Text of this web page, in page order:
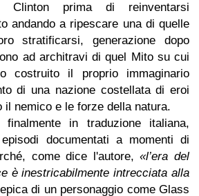
Clinton prima di reinventarsi
andando a ripescare una di quelle
stratificarsi, generazione dopo
ad architravi di quel Mito su cui
costruito il proprio immaginario
di una nazione costellata di eroi
nemico e le forze della natura.
in traduzione italiana,
documentati a momenti di
come dice l'autore,«l’era del
è inestricabilmente intrecciata alla
di un personaggio come Glass